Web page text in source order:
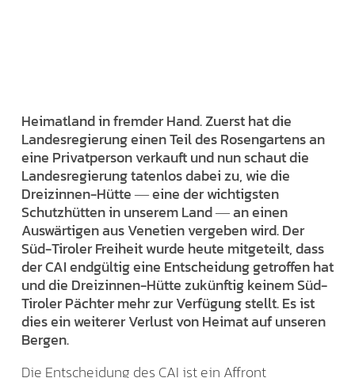
Heimatland in fremder Hand. Zuerst hat die
Landesregierung einen Teil des Rosengartens an
eine Privatperson verkauft und nun schaut die
Landesregierung tatenlos dabei zu, wie die
Dreizinnen-Hütte ― eine der wichtigsten
Schutzhütten in unserem Land ― an einen
Auswärtigen aus Venetien vergeben wird. Der
Süd-Tiroler Freiheit wurde heute mitgeteilt, dass
der CAI endgültig eine Entscheidung getroffen hat
und die Dreizinnen-Hütte zukünftig keinem Süd-
Tiroler Pächter mehr zur Verfügung stellt. Es ist
dies ein weiterer Verlust von Heimat auf unseren
Bergen.
Die Entscheidung des CAI ist ein Affront